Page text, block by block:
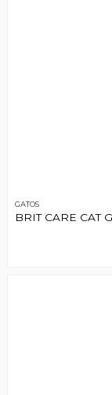
GATOS
BRIT CARE CAT